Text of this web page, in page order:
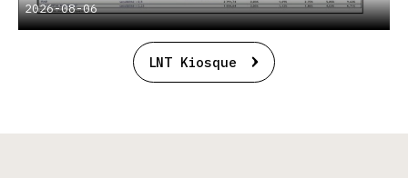
2026-08-06
LNT Kiosque